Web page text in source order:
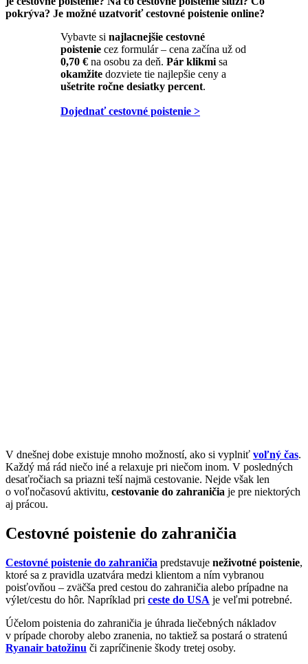
pokrýva? Je možné uzatvoriť cestovné poistenie online?
Vybavte si najlacnejšie cestovné
poistenie cez formulár – cena začína už od
0,70 € na osobu za deň. Pár klikmi sa
okamžite dozviete tie najlepšie ceny a
ušetrite ročne desiatky percent.
Dojednať cestovné poistenie >
V dnešnej dobe existuje mnoho možností, ako si vyplniť voľný čas.
Každý má rád niečo iné a relaxuje pri niečom inom. V posledných
desaťročiach sa priazni teší najmä cestovanie. Nejde však len
o voľnočasovú aktivitu, cestovanie do zahraničia je pre niektorých
aj prácou.
Cestovné poistenie do zahraničia
Cestovné poistenie do zahraničia predstavuje neživotné poistenie,
ktoré sa z pravidla uzatvára medzi klientom a ním vybranou
poisťovňou – zväčša pred cestou do zahraničia alebo prípadne na
výlet/cestu do hôr. Napríklad pri ceste do USA je veľmi potrebné.
Účelom poistenia do zahraničia je úhrada liečebných nákladov
v prípade choroby alebo zranenia, no taktiež sa postará o stratenú
Ryanair batožinu či zapríčinenie škody tretej osoby.